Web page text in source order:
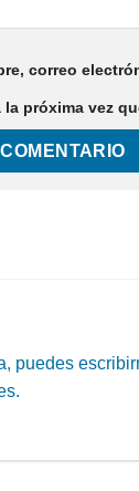
correo
próxima vez
puedes